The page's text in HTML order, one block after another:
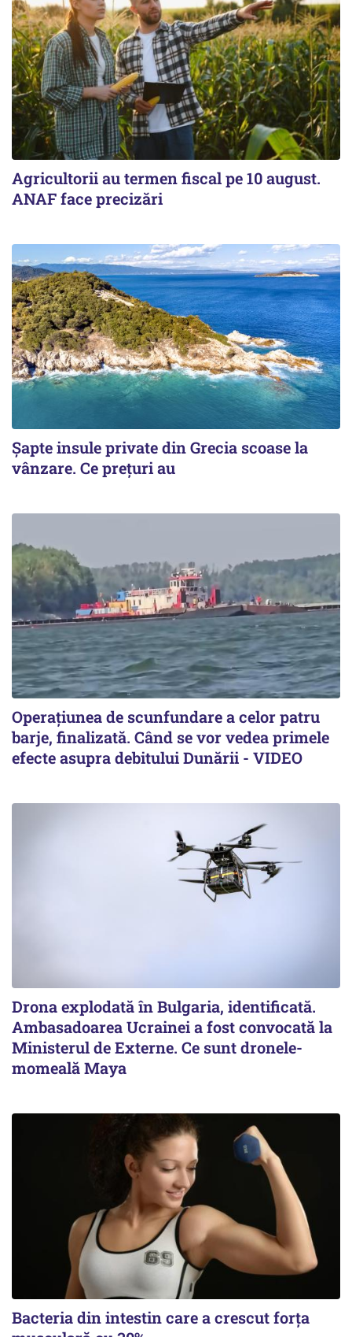
Agricultorii au termen fiscal pe 10 august.
ANAF face precizări
Șapte insule private din Grecia scoase la
vânzare. Ce prețuri au
Operațiunea de scunfundare a celor patru
barje, finalizată. Când se vor vedea primele
efecte asupra debitului Dunării - VIDEO
Drona explodată în Bulgaria, identificată.
Ambasadoarea Ucrainei a fost convocată la
Ministerul de Externe. Ce sunt dronele-
momeală Maya
Bacteria din intestin care a crescut forța